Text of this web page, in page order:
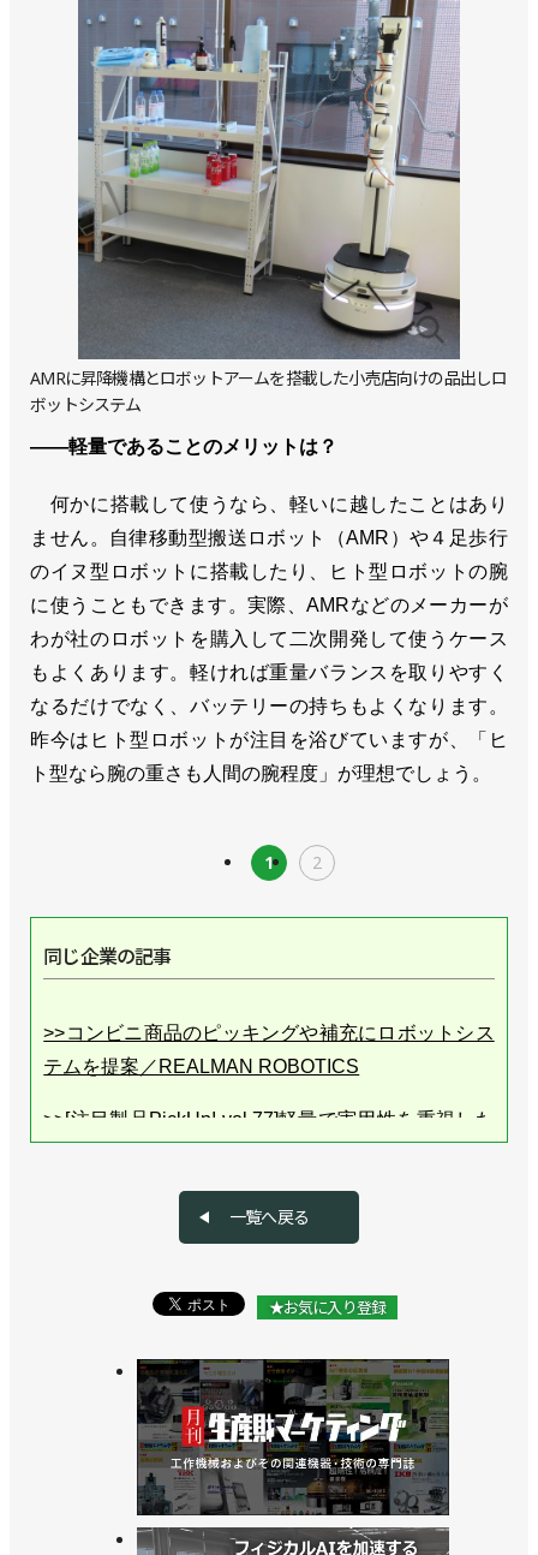
AMRに昇降機構とロボットアームを搭載した小売店向けの品出しロ
ボットシステム
――軽量であることのメリットは？
何かに搭載して使うなら、軽いに越したことはあり
ません。自律移動型搬送ロボット（AMR）や４足歩行
のイヌ型ロボットに搭載したり、ヒト型ロボットの腕
に使うこともできます。実際、AMRなどのメーカーが
わが社のロボットを購入して二次開発して使うケース
もよくあります。軽ければ重量バランスを取りやすく
なるだけでなく、バッテリーの持ちもよくなります。
昨今はヒト型ロボットが注目を浴びていますが、「ヒ
ト型なら腕の重さも人間の腕程度」が理想でしょう。
1 2
同じ企業の記事
>>コンビニ商品のピッキングや補充にロボットシス
テムを提案／REALMAN ROBOTICS
>>[注目製品PickUp! vol.77]軽量で実用性を重視した
>>６軸制御で本体重量3.3kg、超軽量・小型の協働
一覧へ戻る
★お気に入り登録